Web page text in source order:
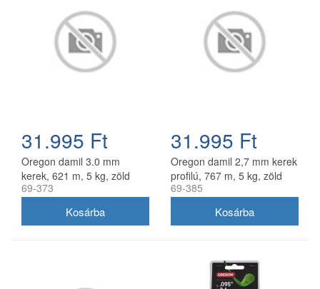
31.995 Ft
Oregon damil 3.0 mm
kerek, 621 m, 5 kg, zöld
69-373
31.995 Ft
Oregon damil 2,7 mm kerek
profilú, 767 m, 5 kg, zöld
69-385